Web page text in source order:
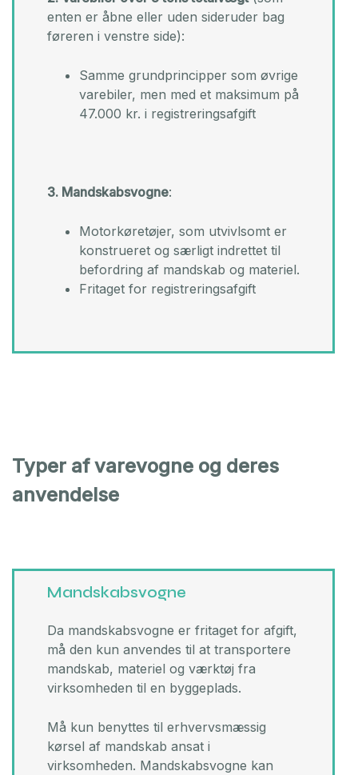
enten er åbne eller uden sideruder bag
føreren i venstre side):
Samme grundprincipper som øvrige
varebiler, men med et maksimum på
47.000 kr. i registreringsafgift
3. Mandskabsvogne:
Motorkøretøjer, som utvivlsomt er
konstrueret og særligt indrettet til
befordring af mandskab og materiel.
Fritaget for registreringsafgift
Typer af varevogne og deres
anvendelse
Mandskabsvogne
Da mandskabsvogne er fritaget for afgift,
må den kun anvendes til at transportere
mandskab, materiel og værktøj fra
virksomheden til en byggeplads.​
Må kun benyttes til erhvervsmæssig
kørsel af mandskab ansat i
virksomheden. Mandskabsvogne kan